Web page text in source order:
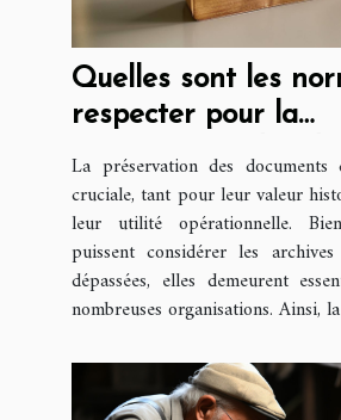
Quelles sont les
respecter pour la
conservation des
d’entreprise ?
La préservation des documents
cruciale, tant pour leur valeur
leur utilité opérationnelle.
puissent considérer les
dépassées, elles demeurent
nombreuses organisations. Ainsi,